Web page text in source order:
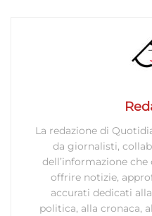
La redazione di
da giornalisti,
dell’informazione
offrire notizie,
accurati dedicati
politica, alla cronaca,